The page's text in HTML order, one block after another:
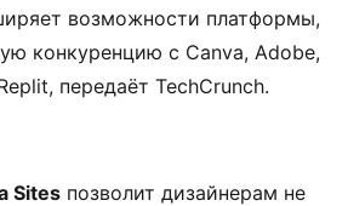
возможности платформы,
конкуренцию с Canva, Adobe,
передаёт TechCrunch.
Sites позволит дизайнерам не